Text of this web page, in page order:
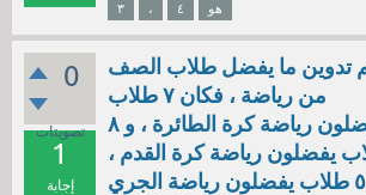
٣
، ٤ هو
0
تصويتات
1
إجابة
تدوين ما يفضل طلاب الصف
من رياضة ، فكان ٧ طلاب
يفضلون رياضة كرة الطائرة ، و ٨
يفضلون رياضة كرة القدم ،
و ٥ طلاب يفضلون رياضة الجري